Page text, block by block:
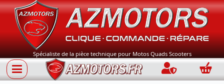
Spécialiste de la pièce technique pour Motos Quads Scooters
Connection